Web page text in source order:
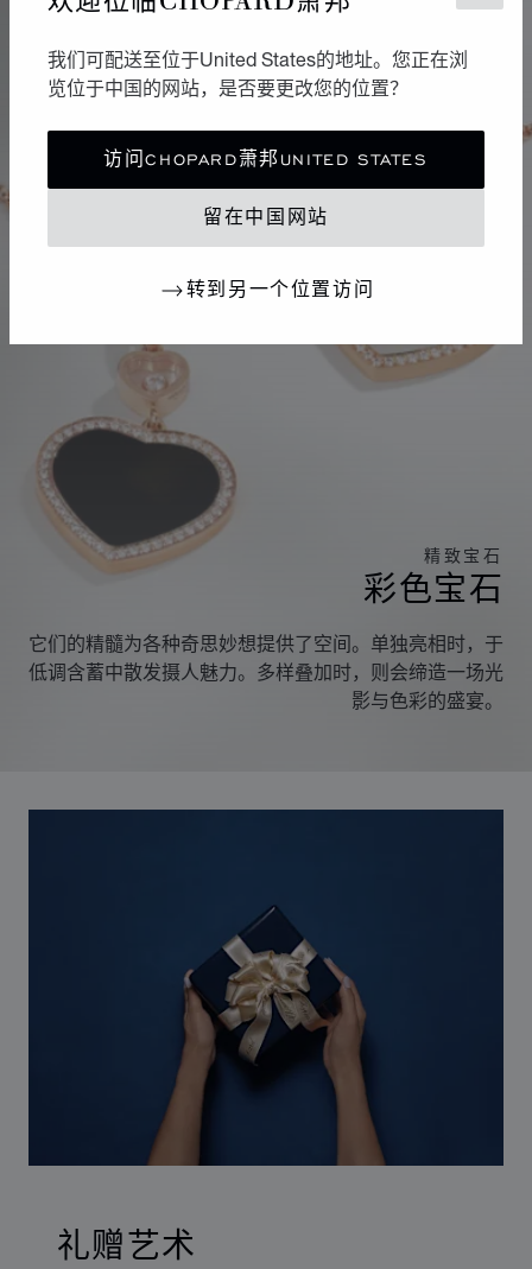
我们可配送至位于United States的地址。您正在浏
览位于中国的网站，是否要更改您的位置？
访问CHOPARD萧邦UNITED STATES
留在中国网站
转到另一个位置访问
精致宝石
彩色宝石
它们的精髓为各种奇思妙想提供了空间。单独亮相时，于
低调含蓄中散发摄人魅力。多样叠加时，则会缔造一场光
影与色彩的盛宴。
礼赠艺术